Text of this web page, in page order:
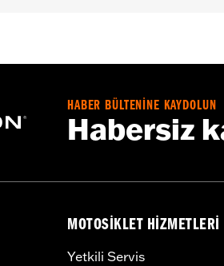
www.h-d.com/warrantyfor full details
leg and cosmetic vehicle
are not made nor intended to
HABER BÜLTENİNE KAYDOLUN
Habersiz
MOTOSIKLET HIZMETLERI
Yetkili Servis